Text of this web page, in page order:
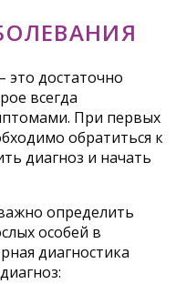
это достаточно
всегда
При первых
обратиться к
диагноз и начать
определить
особей в
диагностика